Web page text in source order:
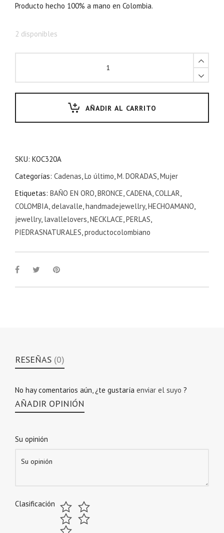
Producto hecho 100% a mano en Colombia.
2 disponibles
AÑADIR AL CARRITO
SKU: KOC320A
Categorías: Cadenas,Lo último,M. DORADAS,Mujer
Etiquetas: BAÑO EN ORO,BRONCE,CADENA,COLLAR,
COLOMBIA,delavalle,handmadejewellry,HECHOAMANO,
jewellry, lavallelovers,NECKLACE,PERLAS,
PIEDRASNATURALES,productocolombiano
RESEÑAS (0)
No hay comentarios aún, ¿te gustaría enviar el suyo ?
AÑADIR OPINIÓN
Su opinión
Clasificación